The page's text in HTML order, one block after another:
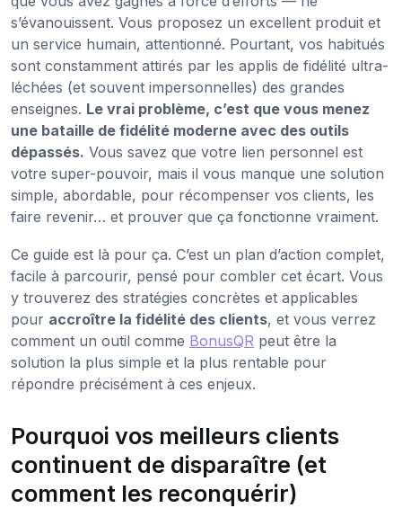
s’évanouissent. Vous proposez un excellent produit et
un service humain, attentionné. Pourtant, vos habitués
sont constamment attirés par les applis de fidélité ultra-
léchées (et souvent impersonnelles) des grandes
enseignes. Le vrai problème, c’est que vous menez
une bataille de fidélité moderne avec des outils
dépassés. Vous savez que votre lien personnel est
votre super-pouvoir, mais il vous manque une solution
simple, abordable, pour récompenser vos clients, les
faire revenir… et prouver que ça fonctionne vraiment.
Ce guide est là pour ça. C’est un plan d’action complet,
facile à parcourir, pensé pour combler cet écart. Vous
y trouverez des stratégies concrètes et applicables
pour accroître la fidélité des clients, et vous verrez
comment un outil comme BonusQR peut être la
solution la plus simple et la plus rentable pour
répondre précisément à ces enjeux.
Pourquoi vos meilleurs clients
continuent de disparaître (et
comment les reconquérir)